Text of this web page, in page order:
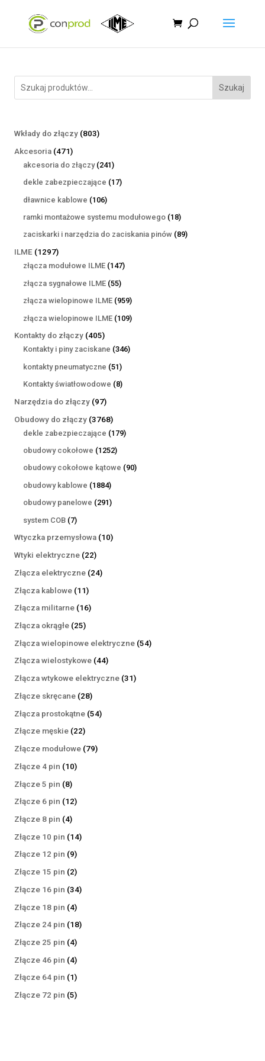
Szukaj
Wkłady do złączy 803803
Akcesoria 471471
produktów
akcesoria do złączy 241241
produktów
dekle zabezpieczające 1717
dławnice kablowe 106106
produktów
ramki montażowe systemu modułowego 1818
produktów
zaciskarki i narzędzia do zaciskania pinów 8989
ILME 12971297
produktów
złącza modułowe ILME 147147
złącza sygnałowe ILME 5555
produktów
złącza wielopinowe ILME 959959
produktów
złącza wielopinowe ILME 109109
Kontakty do złączy 405405
produktów
Kontakty i piny zaciskane 346346
kontakty pneumatyczne 5151
produktów
Kontakty światłowodowe 88
Narzędzia do złączy 9797
produktów
Obudowy do złączy 37683768
produktów
dekle zabezpieczające 179179
obudowy cokołowe 12521252
produkty
obudowy cokołowe kątowe 9090
obudowy kablowe 18841884
produkty
obudowy panelowe 291291
system COB 77
produktów
Wtyczka przemysłowa 1010
Wtyki elektryczne 2222
produkty
Złącza elektryczne 2424
Złącza kablowe 1111
produktów
Złącza militarne 1616
Złącza okrągłe 2525
produktów
Złącza wielopinowe elektryczne 5454
Złącza wielostykowe 4444
produkty
Złącza wtykowe elektryczne 3131
Złącze skręcane 2828
produktów
Złącza prostokątne 5454
Złącze męskie 2222
produkty
Złącze modułowe 7979
Złącze 4 pin 1010
Złącze 5 pin 88
produktów
Złącze 6 pin 1212
Złącze 8 pin 44
produkty
Złącze 10 pin 1414
Złącze 12 pin 99
produktów
Złącze 15 pin 22
produkty
Złącze 16 pin 3434
Złącze 18 pin 44
produkty
Złącze 24 pin 1818
Złącze 25 pin 44
produkty
Złącze 46 pin 44
produkty
Złącze 64 pin 11
produkt
Złącze 72 pin 55